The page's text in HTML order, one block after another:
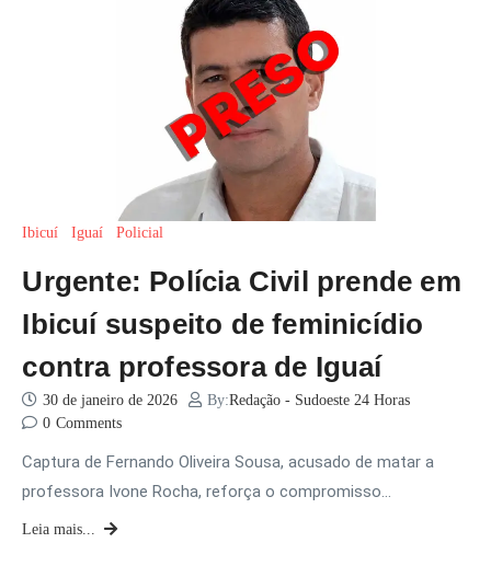
Ibicuí Iguaí Policial
Urgente: Polícia Civil prende em
Ibicuí suspeito de feminicídio
contra professora de Iguaí
30 de janeiro de 2026 By:Redação - Sudoeste 24 Horas
0 Comments
Captura de Fernando Oliveira Sousa, acusado de matar a
professora Ivone Rocha, reforça o compromisso…
Leia mais...